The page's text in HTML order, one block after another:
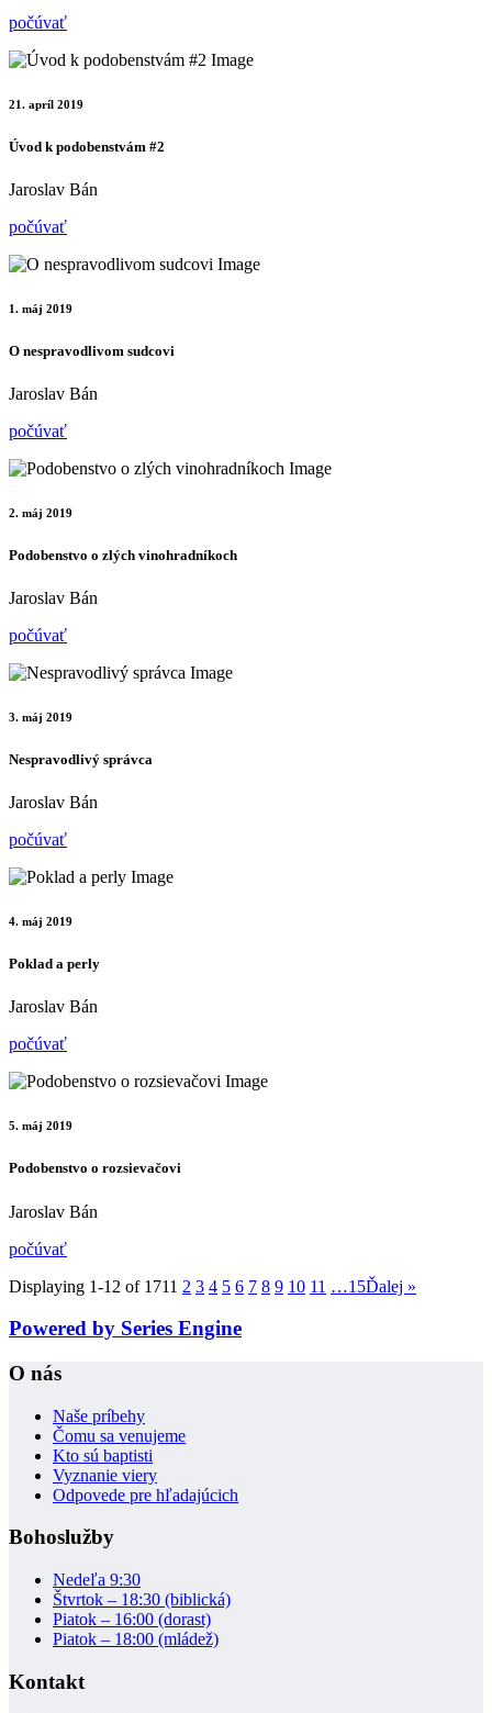
počúvať
21. apríl 2019
Úvod k podobenstvám #2
Jaroslav Bán
počúvať
1. máj 2019
O nespravodlivom sudcovi
Jaroslav Bán
počúvať
2. máj 2019
Podobenstvo o zlých vinohradníkoch
Jaroslav Bán
počúvať
3. máj 2019
Nespravodlivý správca
Jaroslav Bán
počúvať
4. máj 2019
Poklad a perly
Jaroslav Bán
počúvať
5. máj 2019
Podobenstvo o rozsievačovi
Jaroslav Bán
počúvať
Displaying 1-12 of 1711 2 3 4 5 6 7 8 9 10 11 …15Ďalej »
Powered by Series Engine
O nás
Naše príbehy
Čomu sa venujeme
Kto sú baptisti
Vyznanie viery
Odpovede pre hľadajúcich
Bohoslužby
Nedeľa 9:30
Štvrtok – 18:30 (biblická)
Piatok – 16:00 (dorast)
Piatok – 18:00 (mládež)
Kontakt